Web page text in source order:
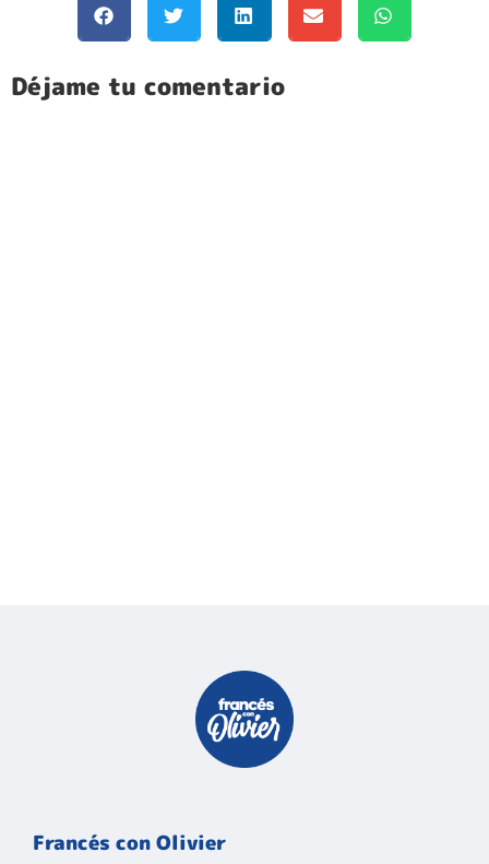
Déjame tu comentario
Francés con Olivier